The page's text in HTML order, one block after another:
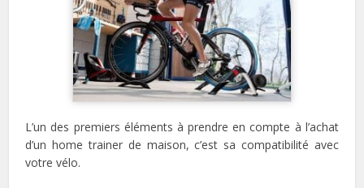
L’un des premiers éléments à prendre en compte à l’achat
d’un home trainer de maison, c’est sa compatibilité avec
votre vélo.